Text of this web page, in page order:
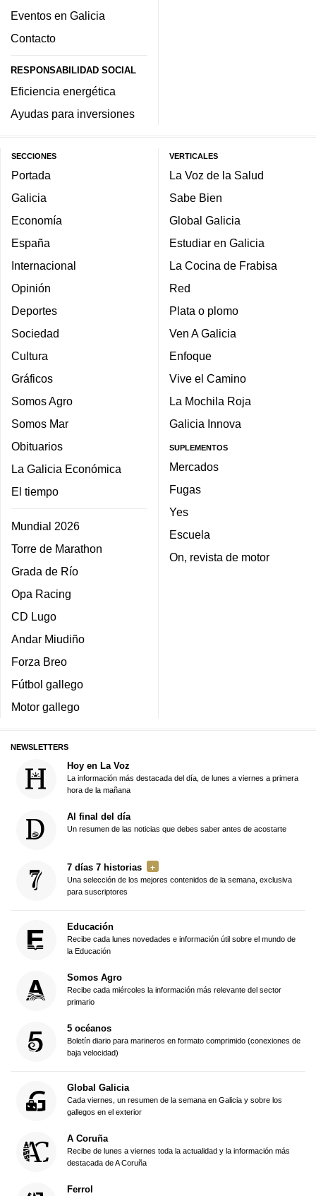
Eventos en Galicia
Contacto
RESPONSABILIDAD SOCIAL
Eficiencia energética
Ayudas para inversiones
SECCIONES
Portada
Galicia
Economía
España
Internacional
Opinión
Deportes
Sociedad
Cultura
Gráficos
Somos Agro
Somos Mar
Obituarios
La Galicia Económica
El tiempo
Mundial 2026
Torre de Marathon
Grada de Río
Opa Racing
CD Lugo
Andar Miudiño
Forza Breo
Fútbol gallego
Motor gallego
VERTICALES
La Voz de la Salud
Sabe Bien
Global Galicia
Estudiar en Galicia
La Cocina de Frabisa
Red
Plata o plomo
Ven A Galicia
Enfoque
Vive el Camino
La Mochila Roja
Galicia Innova
SUPLEMENTOS
Mercados
Fugas
Yes
Escuela
On, revista de motor
NEWSLETTERS
Hoy en La Voz
La información más destacada del día, de lunes a viernes a primera
hora de la mañana
Al final del día
Un resumen de las noticias que debes saber antes de acostarte
7 días 7 historias
Una selección de los mejores contenidos de la semana, exclusiva
para suscriptores
Educación
Recibe cada lunes novedades e información útil sobre el mundo de
la Educación
Somos Agro
Recibe cada miércoles la información más relevante del sector
primario
5 océanos
Boletín diario para marineros en formato comprimido (conexiones de
baja velocidad)
Global Galicia
Cada viernes, un resumen de la semana en Galicia y sobre los
gallegos en el exterior
A Coruña
Recibe de lunes a viernes toda la actualidad y la información más
destacada de A Coruña
Ferrol